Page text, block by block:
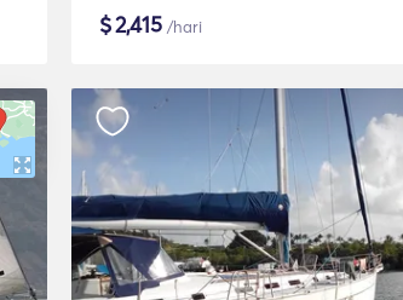
$2,415 /hari